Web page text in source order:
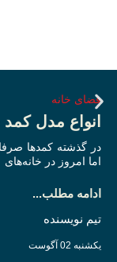
فضای خانه
انواع مدل
در گذشته کمدها
اما امروز در خانه‌های
ادامه مطلب...
تیم نویسنده
یکشنبه 02 آگوست